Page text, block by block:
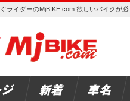
ライダーのMjBIKE.com 欲しいバイクが必